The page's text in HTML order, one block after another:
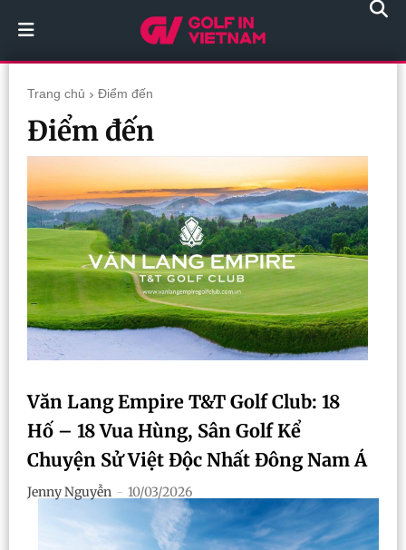
Trang chủ Điểm đến
Điểm đến
Văn Lang Empire T&T Golf Club: 18
Hố – 18 Vua Hùng, Sân Golf Kể
Chuyện Sử Việt Độc Nhất Đông Nam Á
Jenny Nguyễn - 10/03/2026